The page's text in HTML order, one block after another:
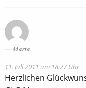
Marta
11. Juli 2011 um 18:27 Uhr
Herzlichen